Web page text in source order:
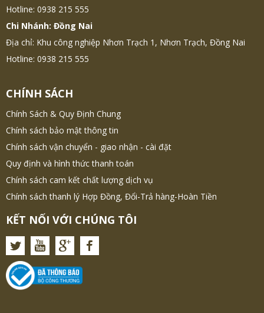
Hotline: 0938 215 555
Chi Nhánh: Đồng Nai
Địa chỉ: Khu công nghiệp Nhơn Trạch 1, Nhơn Trạch, Đồng Nai
Hotline: 0938 215 555
CHÍNH SÁCH
Chính Sách & Quy Định Chung
Chính sách bảo mật thông tin
Chính sách vận chuyển - giao nhận - cài đặt
Quy định và hình thức thanh toán
Chính sách cam kết chất lượng dịch vụ
Chính sách thanh lý Hợp Đồng, Đổi-Trả hàng-Hoàn Tiền
KẾT NỐI VỚI CHÚNG TÔI